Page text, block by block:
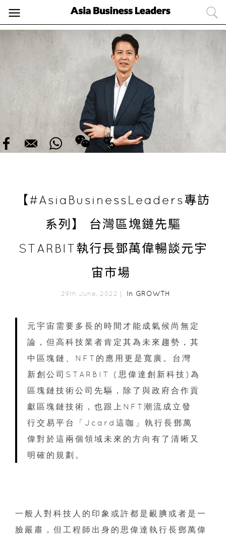
【#AsiaBusinessLeaders專訪
系列】 台灣區塊鏈先驅
STARBIT執行長鄧萬偉暢談元宇
宙市場
29th June, 2022｜ In GROWTH
元宇宙需要多長的時間才能成氣候尚無定
論，但高科技業者肯定其為未來趨勢，其
中區塊鏈、NFT的應用更是寬廣。台灣
新創公司STARBIT (思偉達創新科技)為
區塊鏈技術公司先驅，除了與政府合作貢
獻區塊鏈技術，也跟上NFT潮流成立發
行交易平台「Jcard這咖」執行長鄧萬
偉對於這兩個領域未來的方向有了清晰又
明確的規劃。
一般人對科技人的印象或許都是靦腆或者是一
臉嚴肅，但工程師出身的思偉達執行長鄧萬偉